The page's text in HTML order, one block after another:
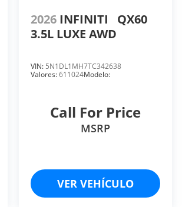
2026 INFINITI
QX60
3.5L LUXE AWD
VIN: 5N1DL1MH7TC342638
Valores:611024Modelo:
Call For Price
MSRP
VER VEHÍCULO